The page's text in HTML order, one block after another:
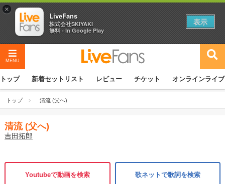
MENU
トップ 新着セットリスト レビュー チケット オンラインライブ
トップ 清流 (父へ)
清流 (父へ)
吉田拓郎
Youtubeで動画を検索 歌ネットで歌詞を検索
×
LiveFans
株式会社SKIYAKI
無料 - In Google Play
表示